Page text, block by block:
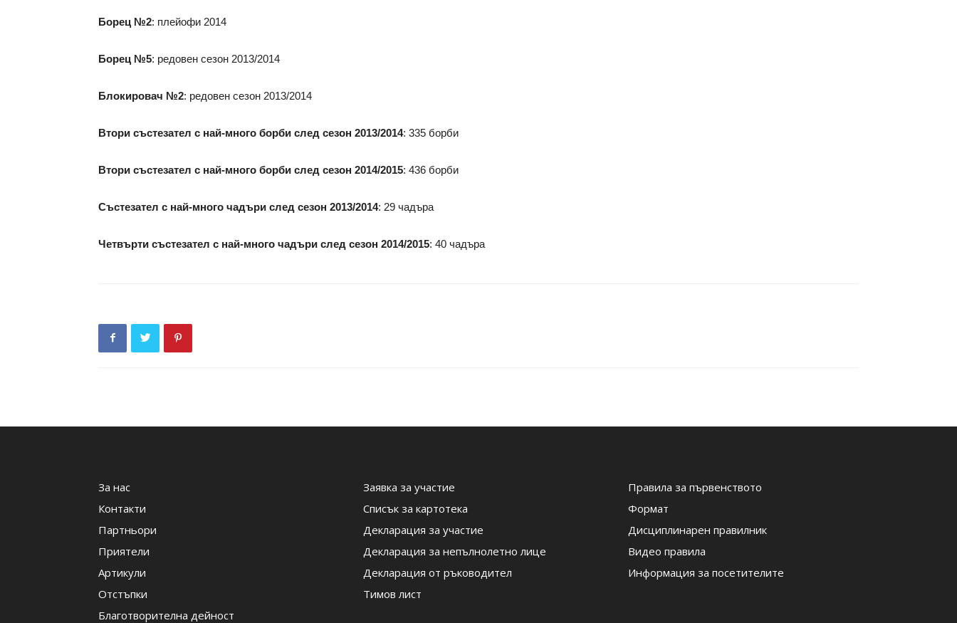
Борец №2: плейофи 2014
Борец №5: редовен сезон 2013/2014
Блокировач №2: редовен сезон 2013/2014
Втори състезател с най-много борби след сезон 2013/2014: 335 борби
Втори състезател с най-много борби след сезон 2014/2015: 436 борби
Състезател с най-много чадъри след сезон 2013/2014: 29 чадъра
Четвърти състезател с най-много чадъри след сезон 2014/2015: 40 чадъра
За нас
Контакти
Партньори
Приятели
Артикули
Отстъпки
Благотворителна дейност
Заявка за участие
Списък за картотека
Декларация за участие
Декларация за непълнолетно лице
Декларация от ръководител
Тимов лист
Правила за първенството
Формат
Дисциплинарен правилник
Видео правила
Информация за посетителите